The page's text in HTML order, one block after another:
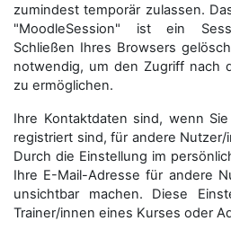
zumindest temporär zulassen.
"MoodleSession" ist ein
Schließen Ihres Browsers
notwendig, um den Zugriff nach
zu ermöglichen.
Ihre Kontaktdaten sind, wenn
registriert sind, für andere
Durch die Einstellung im
Ihre E-Mail-Adresse für andere
unsichtbar machen. Diese
Trainer/innen eines Kurses oder